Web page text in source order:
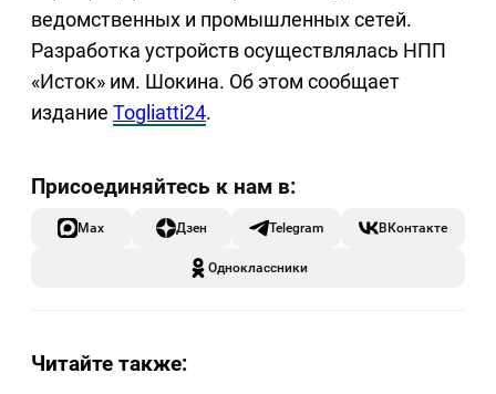
ведомственных и промышленных сетей.
Разработка устройств осуществлялась НПП
«Исток» им. Шокина. Об этом сообщает
издание Togliatti24.
Max Дзен Telegram ВКонтакте
Одноклассники
Читайте также: